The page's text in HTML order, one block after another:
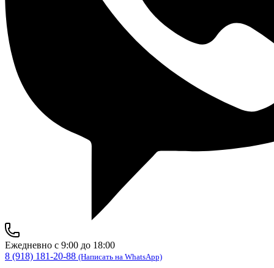
Ежедневно с 9:00 до 18:00
8 (918) 181-20-88 (Написать на WhatsApp)